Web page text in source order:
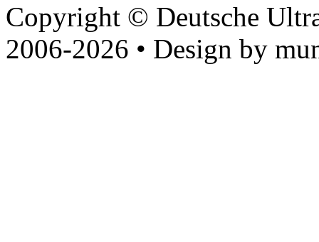
Copyright © Deutsche
2006-2026 • Design by